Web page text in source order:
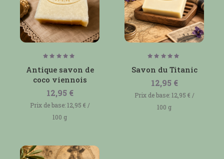
sur 5
Antique savon de
coco viennois
12,95 €
Prix de base:12,95 € /
100 g
5.00
sur 5
Savon du Titanic
12,95 €
Prix de base:12,95 € /
100 g